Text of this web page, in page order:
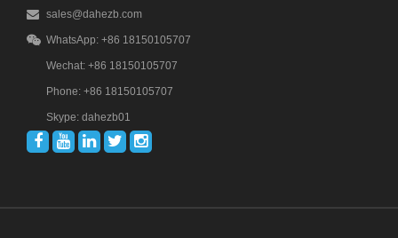
sales@dahezb.com
WhatsApp: +86 18150105707
Wechat: +86 18150105707
Phone: +86 18150105707
Skype: dahezb01